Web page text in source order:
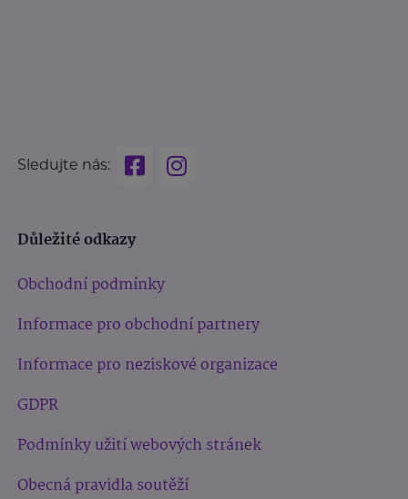
Sledujte nás:
Důležité odkazy
Obchodní podmínky
Informace pro obchodní partnery
Informace pro neziskové organizace
GDPR
Podmínky užití webových stránek
Obecná pravidla soutěží